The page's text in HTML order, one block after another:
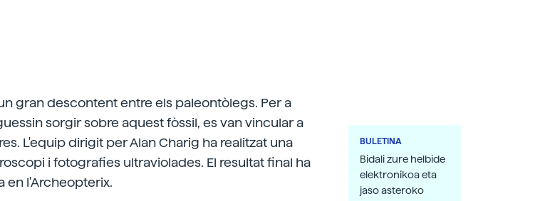
gran descontent entre els paleontòlegs. Per a
sorgir sobre aquest fòssil, es van vincular a
L'equip dirigit per Alan Charig ha realitzat una
i fotografies ultraviolades. El resultat final ha
en l'Archeopterix.
BULETINA
Bidali zure helbide
elektronikoa eta
jaso asteroko